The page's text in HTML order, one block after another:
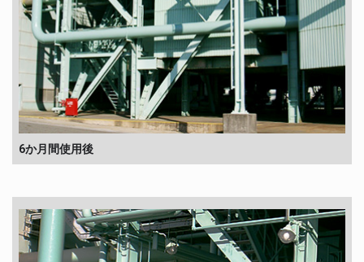
6か月間使用後